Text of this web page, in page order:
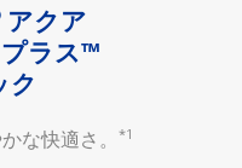
アクア
ラス™
ク
な快適さ。 *1